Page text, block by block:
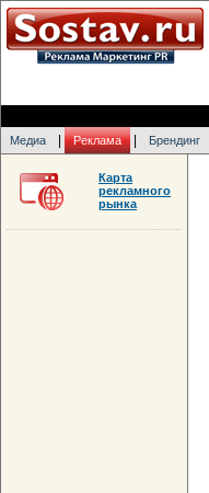
Медиа Реклама Брендинг
Карта
рекламного
рынка